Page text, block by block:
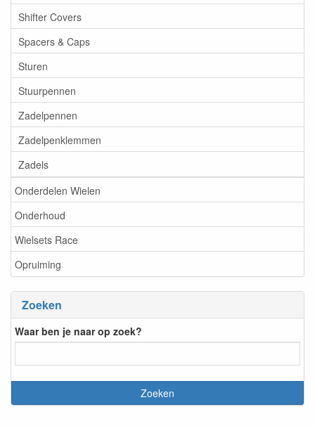
Shifter Covers
Spacers & Caps
Sturen
Stuurpennen
Zadelpennen
Zadelpenklemmen
Zadels
Onderdelen Wielen
Onderhoud
Wielsets Race
Opruiming
Zoeken
Waar ben je naar op zoek?